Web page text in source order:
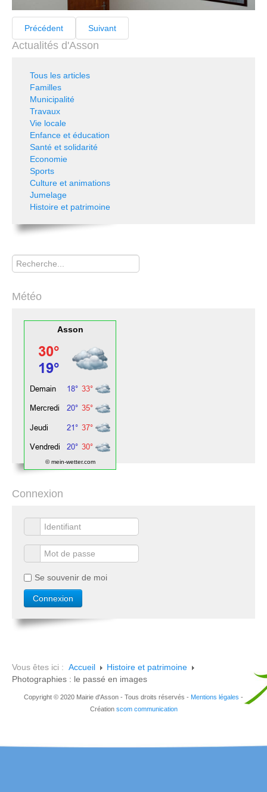
Précédent Suivant
Actualités d'Asson
Tous les articles
Familles
Municipalité
Travaux
Vie locale
Enfance et éducation
Santé et solidarité
Economie
Sports
Culture et animations
Jumelage
Histoire et patrimoine
Rechercher
Météo
Asson
© mein-wetter.com
Connexion
Se souvenir de moi
Vous êtes ici : Accueil
Histoire et patrimoine
Photographies : le passé en images
Copyright © 2020 Mairie d'Asson - Tous droits réservés - Mentions légales -
Création scom communication